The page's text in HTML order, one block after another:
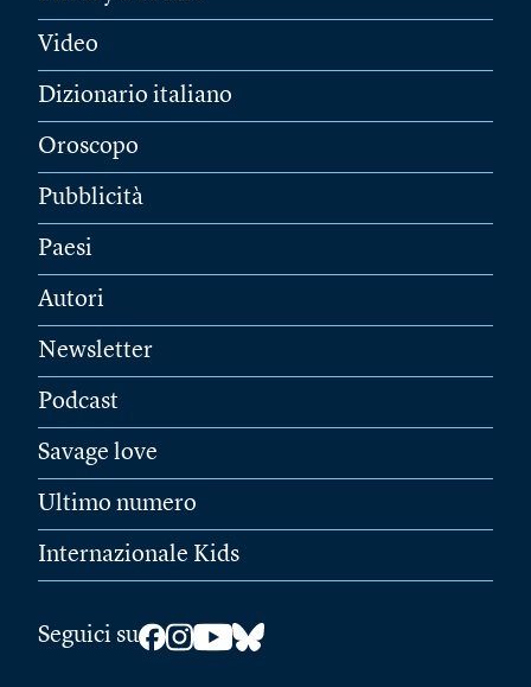
Video
Dizionario italiano
Oroscopo
Pubblicità
Paesi
Autori
Newsletter
Podcast
Savage love
Ultimo numero
Internazionale Kids
Seguici su